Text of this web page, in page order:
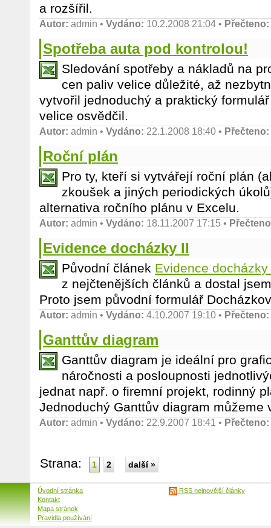
a rozšířil.
Autor: admin • Vydáno: 10.2.2008 21:04 • Přečteno:
Spotřeba auta pod kontrolou!
Sledování spotřeby a nákladů na
cen paliv velice důležité, až
vytvořil jednoduchý a praktický
velice osvědčil.
Autor: admin • Vydáno: 22.1.2008 18:40 • Přečteno:
Roční plán
Pro ty, kteří si vytvářejí roční plán
zkoušek a jiných periodických
alternativa ročního plánu v Excelu.
Autor: admin • Vydáno: 18.11.2007 17:15 •
Evidence docházky II
Původní článek Evidence
z nejčtenějších článků a dostal
Proto jsem původní formulář
Autor: admin • Vydáno: 4.10.2007 19:10 • Přečteno:
Ganttův diagram
Ganttův diagram je ideální pro
náročnosti a posloupnosti
jednat např. o firemní projekt, rodinný
Jednoduchý Ganttův diagram můžeme
Autor: admin • Vydáno: 22.9.2007 18:41 • Přečteno:
Strana: 1 2 další »
Úvodní stránka
Kontakt
Mapa stránek
Pravidla používání
RSS nejnovější články